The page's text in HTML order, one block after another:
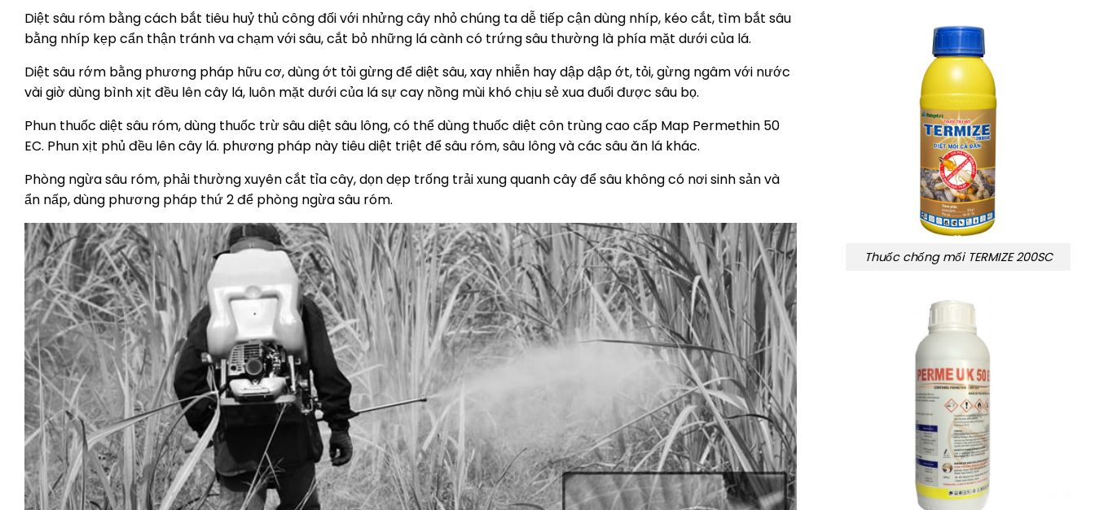
Diệt sâu róm bằng cách bắt tiêu huỷ thủ công đối với nhửng cây nhỏ chúng ta dễ tiếp cận dùng nhíp, kéo cắt, tìm bắt sâu
bằng nhíp kẹp cẩn thận tránh va chạm với sâu, cắt bỏ những lá cành có trứng sâu thường là phía mặt dưới của lá.
Diệt sâu rớm bằng phương pháp hữu cơ, dùng ớt tỏi gừng để diệt sâu, xay nhiễn hay dập dập ớt, tỏi, gừng ngâm với nước
vài giờ dùng bình xịt đều lên cây lá, luôn mặt dưới của lá sự cay nồng mùi khó chịu sẻ xua đuổi được sâu bọ.
Phun thuốc diệt sâu róm, dùng thuốc trừ sâu diệt sâu lông, có thể dùng thuốc diệt côn trùng cao cấp Map Permethin 50
EC. Phun xịt phủ đều lên cây lá. phương pháp này tiêu diệt triệt để sâu róm, sâu lông và các sâu ăn lá khác.
Phòng ngừa sâu róm, phải thường xuyên cắt tỉa cây, dọn dẹp trống trải xung quanh cây để sâu không có nơi sinh sản và
ẩn nấp, dùng phương pháp thứ 2 để phòng ngừa sâu róm.
Thuốc chống mối TERMIZE 200SC